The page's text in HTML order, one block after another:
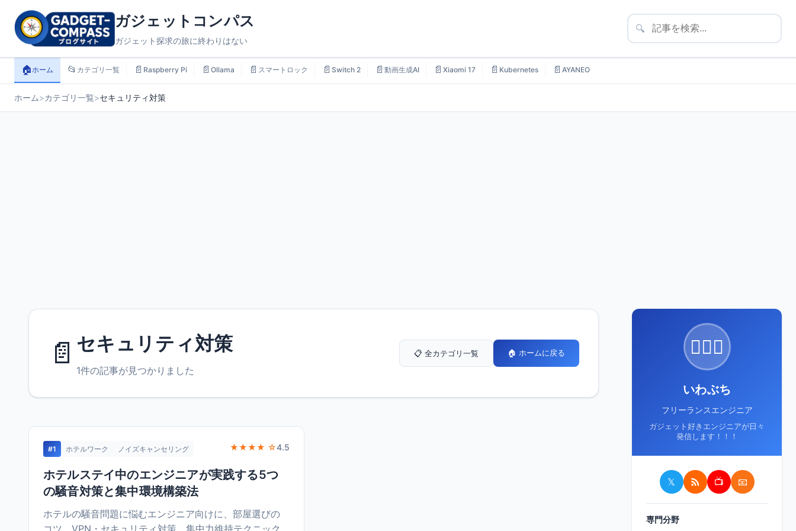
ガジェットコンパス
ガジェット探求の旅に終わりはない
🔍
🏠ホーム 📂 カテゴリ一覧 📄 Raspberry Pi 📄 Ollama 📄 スマートロック 📄 Switch 2 📄 動画生成AI 📄 Xiaomi 17 📄 Kubernetes 📄 AYANEO
ホーム>カテゴリ一覧>セキュリティ対策
📄 セキュリティ対策
1件の記事が見つかりました
📋 全カテゴリ一覧 🏠 ホームに戻る
#1 ホテルワーク ノイズキャンセリング ★★★★ ☆4.5
ホテルステイ中のエンジニアが実践する5つ
の騒音対策と集中環境構築法
ホテルの騒音問題に悩むエンジニア向けに、部屋選びの
コツ、VPN・セキュリティ対策、集中力維持テクニック
🙋🏻‍♂️
いわぶち
フリーランスエンジニア
ガジェット好きエンジニアが日々
発信します！！！
𝕏 📺 📧
専門分野